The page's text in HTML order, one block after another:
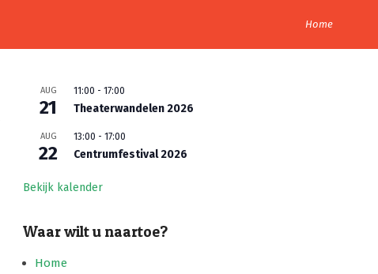
Home
AUG
21
11:00 - 17:00
Theaterwandelen 2026
AUG
22
13:00 - 17:00
Centrumfestival 2026
Bekijk kalender
Waar wilt u naartoe?
Home